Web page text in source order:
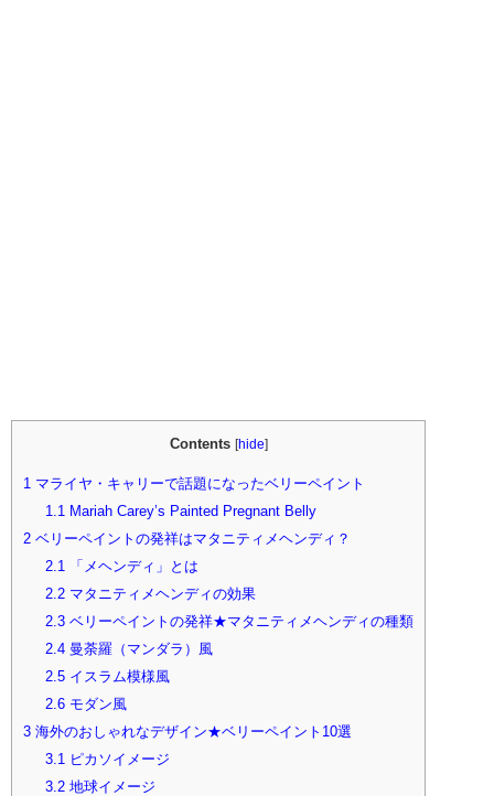
Contents [hide]
1 マライヤ・キャリーで話題になったベリーペイント
1.1 Mariah Carey’s Painted Pregnant Belly
2 ベリーペイントの発祥はマタニティメヘンディ？
2.1
「メヘンディ」とは
2.2マタニティメヘンディの効果
2.3ベリーペイントの発祥★マタニティメヘンディの種類
2.4曼荼羅（マンダラ）風
2.5イスラム模様風
2.6モダン風
3 海外のおしゃれなデザイン★ベリーペイント10選
3.1 ピカソイメージ
3.2地球イメージ